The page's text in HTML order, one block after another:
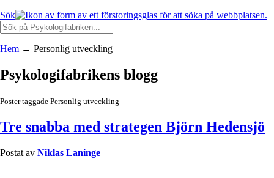
Sök
Hem → Personlig utveckling
Psykologifabrikens blogg
Poster taggade Personlig utveckling
Tre snabba med strategen Björn Hedensjö
Postat av Niklas Laninge